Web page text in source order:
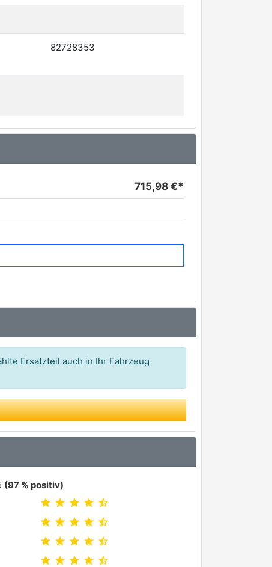
82728353
715,98 €*
Ersatzteil auch in Ihr Fahrzeug
(97 % positiv)
star star star star star_half
star star star star star_half
star star star star star_half
star star star star star_half